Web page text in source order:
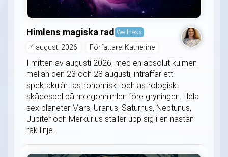
Himlens magiska rad Wellness
4 augusti 2026 Författare: Katherine
I mitten av augusti 2026, med en absolut kulmen
mellan den 23 och 28 augusti, inträffar ett
spektakulärt astronomiskt och astrologiskt
skådespel på morgonhimlen före gryningen. Hela
sex planeter Mars, Uranus, Saturnus, Neptunus,
Jupiter och Merkurius ställer upp sig i en nästan
rak linje...